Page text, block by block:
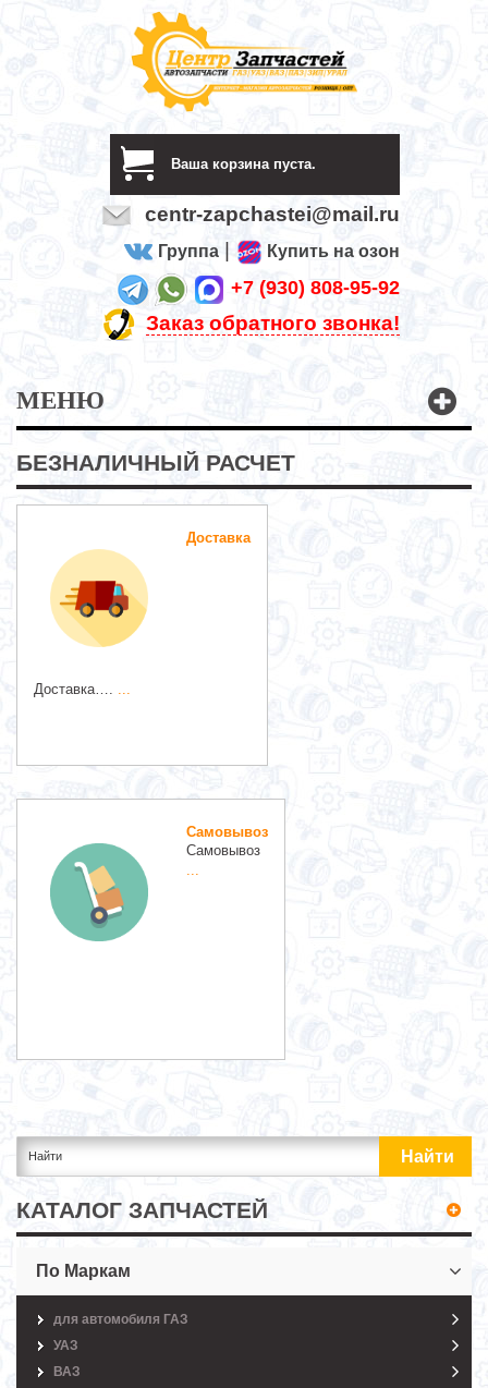
Ваша корзина пуста.
centr-zapchastei@mail.ru
Группа Купить на озон
+7 (930) 808-95-92
Заказ обратного звонка!
МЕНЮ
БЕЗНАЛИЧНЫЙ РАСЧЕТ
Доставка
Доставка…. ...
Самовывоз
Самовывоз
...
КАТАЛОГ ЗАПЧАСТЕЙ
По Маркам
для автомобиля ГАЗ
УАЗ
ВАЗ